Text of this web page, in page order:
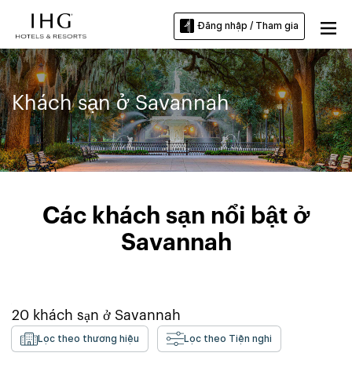
Đăng nhập / Tham gia
Khách sạn ở Savannah
Các khách sạn nổi bật ở
Savannah
20 khách sạn ở Savannah
Lọc theo thương hiệu Lọc theo Tiện nghi